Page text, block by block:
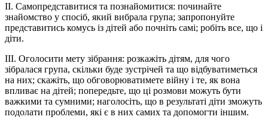
ІІ. Самопредставитися та познайомитися: починайте
знайомство у спосіб, який вибрала група; запропонуйте
представитись комусь із дітей або почніть самі; робіть все, що і
діти.
ІІІ. Оголосити мету зібрання: розкажіть дітям, для чого
зібралася група, скільки буде зустрічей та що відбуватиметься
на них; скажіть, що обговорюватимете війну і те, як вона
впливає на дітей; попередьте, що ці розмови можуть бути
важкими та сумними; наголосіть, що в результаті діти зможуть
подолати проблеми, які є в них самих та допомогти іншим.